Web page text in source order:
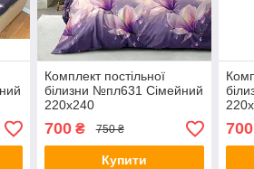
Комплект постільної
білизни №пл631 Сімейний
220х240
700₴ 750 ₴
Купити
700